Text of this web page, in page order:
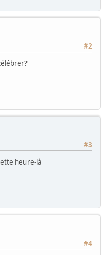
#2
#3
heure-là
#4